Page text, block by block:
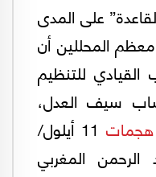
على المدى
المحللين أن
للتنظيم
سيف العدل،
هجمات
11 أيلول/
المغربي